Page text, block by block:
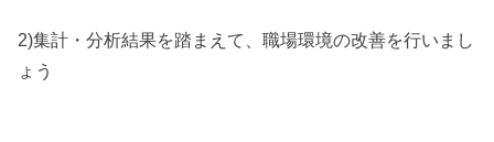
2)集計・分析結果を踏まえて、職場環境の改善を行いまし
ょう